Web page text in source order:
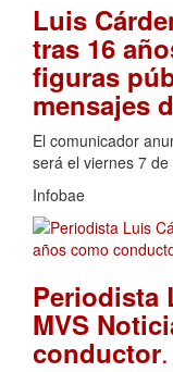
Luis
tras 16
figuras
mensajes
El comunicador
será el viernes 7 de
Infobae
Periodista
MVS
conductor